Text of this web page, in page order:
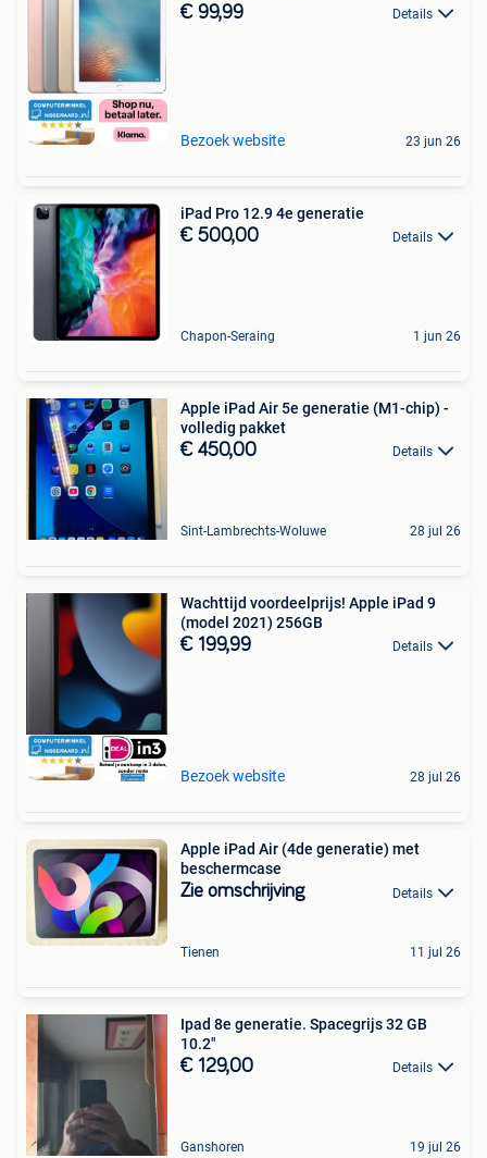
€ 99,99 Details
Bezoek website 23 jun 26
iPad Pro 12.9 4e generatie
€ 500,00 Details
Chapon-Seraing 1 jun 26
Apple iPad Air 5e generatie (M1-chip) -
volledig pakket
€ 450,00 Details
Sint-Lambrechts-Woluwe 28 jul 26
Wachttijd voordeelprijs! Apple iPad 9
(model 2021) 256GB
€ 199,99 Details
Bezoek website 28 jul 26
Apple iPad Air (4de generatie) met
beschermcase
Zie omschrijving Details
Tienen 11 jul 26
Ipad 8e generatie. Spacegrijs 32 GB
10.2"
€ 129,00 Details
Ganshoren 19 jul 26